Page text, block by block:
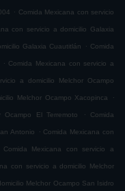
. Comida Mexicana con servicio
con servicio a domicilio Galaxia
Galaxia Cuautitlán . Comida
. Comida Mexicana con servicio a
a domicilio Melchor Ocampo
Melchor Ocampo Xacopinca .
El Terremoto . Comida
Antonio . Comida Mexicana con
Comida Mexicana con servicio a
con servicio a domicilio Melchor
Melchor Ocampo San Isidro